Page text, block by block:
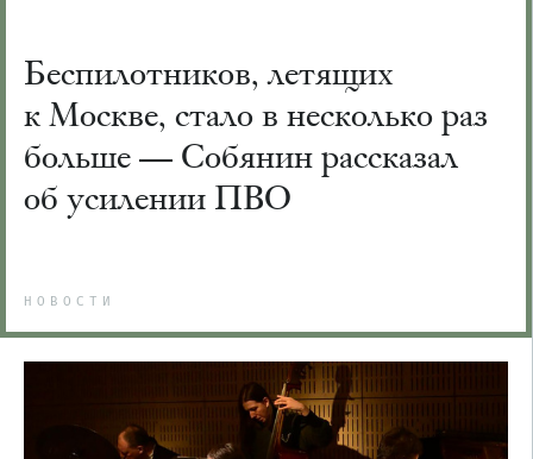
Беспилотников, летящих
к Москве, стало в несколько раз
больше — Собянин рассказал
об усилении ПВО
НОВОСТИ